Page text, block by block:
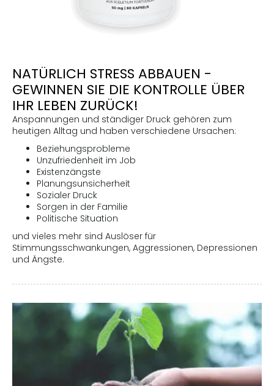
NATÜRLICH STRESS ABBAUEN -
GEWINNEN SIE DIE KONTROLLE ÜBER
IHR LEBEN ZURÜCK!
Anspannungen und ständiger Druck gehören zum
heutigen Alltag und haben verschiedene Ursachen:
Beziehungsprobleme
Unzufriedenheit im Job
Existenzängste
Planungsunsicherheit
Sozialer Druck
Sorgen in der Familie
Politische Situation
und vieles mehr sind Auslöser für
Stimmungsschwankungen, Aggressionen, Depressionen
und Ängste.